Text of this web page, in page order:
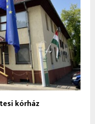
kórház